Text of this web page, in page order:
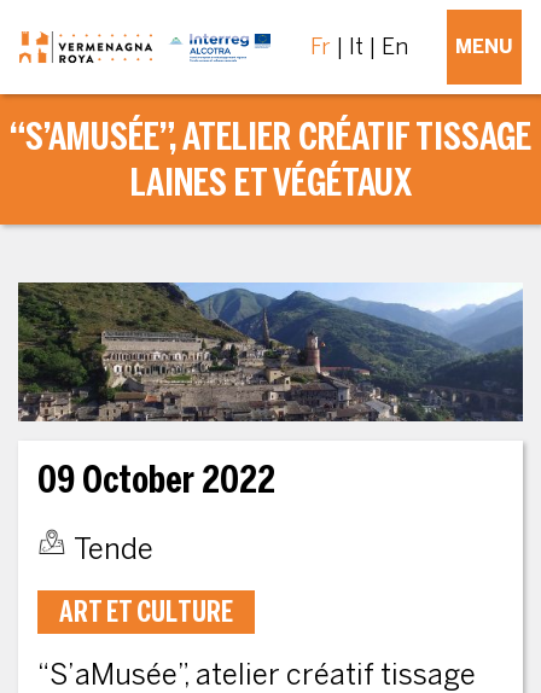
Fr It En MENU
“S’AMUSÉE”, ATELIER CRÉATIF TISSAGE
LAINES ET VÉGÉTAUX
09 October 2022
Tende
ART ET CULTURE
“S’aMusée”, atelier créatif tissage